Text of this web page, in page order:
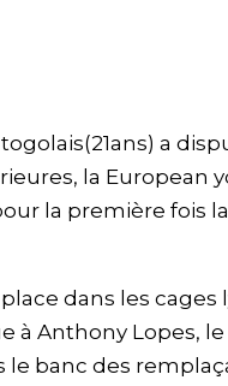
a
la European
la première fois
dans les cages
à Anthony Lopes,
le banc des